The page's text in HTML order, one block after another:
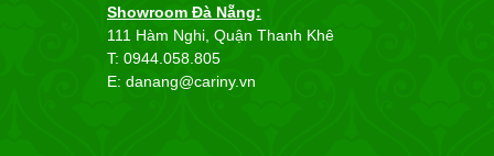
Showroom Đà Nẵng:
111 Hàm Nghi, Quận Thanh Khê
T: 0944.058.805
E: danang@cariny.vn